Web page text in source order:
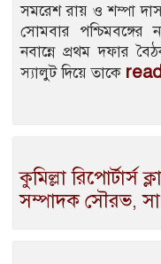
সমরেশ রায় ও শম্পা
সোমবার পশ্চিমবঙ্গের
নবান্নে প্রথম দফার
স্যালুট দিয়ে তাকে
কুমিল্লা
সম্পাদক সৌরভ,